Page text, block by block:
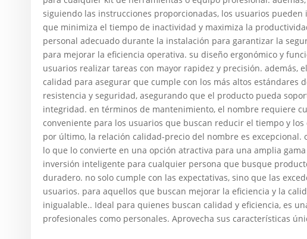
siguiendo las instrucciones proporcionadas, los usuarios
que minimiza el tiempo de inactividad y maximiza la
personal adecuado durante la instalación para garantizar la
para mejorar la eficiencia operativa. su diseño ergonómico y
usuarios realizar tareas con mayor rapidez y precisión. además,
calidad para asegurar que cumple con los más altos
resistencia y seguridad, asegurando que el producto pueda
integridad. en términos de mantenimiento, el nombre requiere
conveniente para los usuarios que buscan reducir el tiempo y
por último, la relación calidad-precio del nombre es
lo que lo convierte en una opción atractiva para una amplia
inversión inteligente para cualquier persona que busque
duradero. no solo cumple con las expectativas, sino que las
usuarios. para aquellos que buscan mejorar la eficiencia y la
inigualable.. Ideal para quienes buscan calidad y eficiencia, es
profesionales como personales. Aprovecha sus características